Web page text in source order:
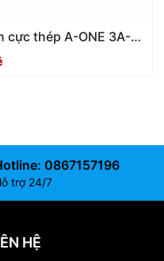
cực thép A-ONE 3A-
(Bộ 12 cái) | Steel
0867157196
trợ 24/7
HỆ